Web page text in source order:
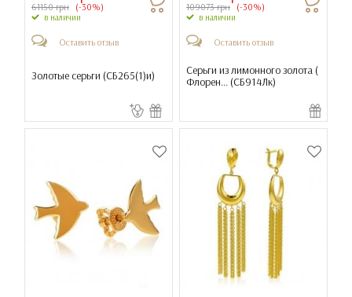
61150 грн (-30%)
в наличии
Оставить отзыв
Золотые серьги (СБ265(1)и)
109073 грн (-30%)
в наличии
Оставить отзыв
Серьги из лимонного золота (
Флорен... (СБ914Лк)